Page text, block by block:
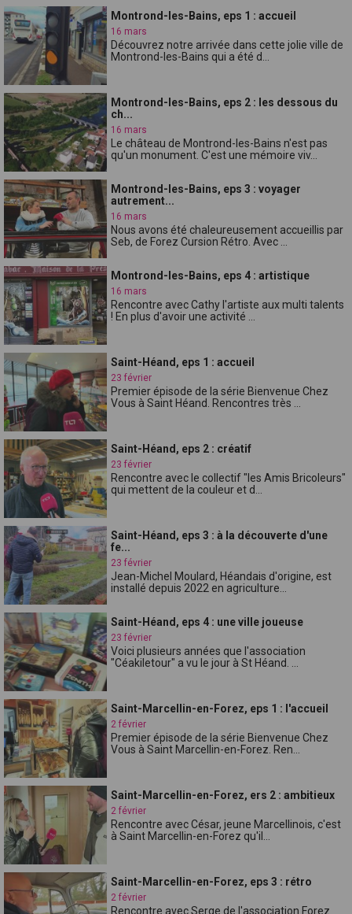
Montrond-les-Bains, eps 1 : accueil
16 mars
Découvrez notre arrivée dans cette jolie ville de
Montrond-les-Bains qui a été d...
Montrond-les-Bains, eps 2 : les dessous du
ch...
16 mars
Le château de Montrond-les-Bains n'est pas
qu'un monument. C'est une mémoire viv...
Montrond-les-Bains, eps 3 : voyager
autrement...
16 mars
Nous avons été chaleureusement accueillis par
Seb, de Forez Cursion Rétro. Avec ...
Montrond-les-Bains, eps 4 : artistique
16 mars
Rencontre avec Cathy l'artiste aux multi talents
! En plus d'avoir une activité ...
Saint-Héand, eps 1 : accueil
23 février
Premier épisode de la série Bienvenue Chez
Vous à Saint Héand. Rencontres très ...
Saint-Héand, eps 2 : créatif
23 février
Rencontre avec le collectif "les Amis Bricoleurs"
qui mettent de la couleur et d...
Saint-Héand, eps 3 : à la découverte d'une
fe...
23 février
Jean-Michel Moulard, Héandais d'origine, est
installé depuis 2022 en agriculture...
Saint-Héand, eps 4 : une ville joueuse
23 février
Voici plusieurs années que l'association
"Céakiletour" a vu le jour à St Héand. ...
Saint-Marcellin-en-Forez, eps 1 : l'accueil
2 février
Premier épisode de la série Bienvenue Chez
Vous à Saint Marcellin-en-Forez. Ren...
Saint-Marcellin-en-Forez, ers 2 : ambitieux
2 février
Rencontre avec César, jeune Marcellinois, c'est
à Saint Marcellin-en-Forez qu'il...
Saint-Marcellin-en-Forez, eps 3 : rétro
2 février
Rencontre avec Serge de l'association Forez